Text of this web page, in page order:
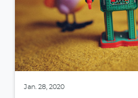
Jan. 28, 2020